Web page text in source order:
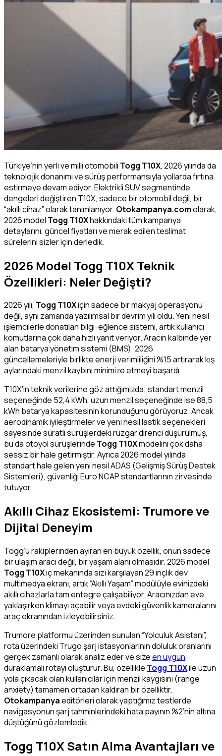
Türkiye’nin yerli ve milli otomobili Togg T10X, 2026 yılında da
teknolojik donanımı ve sürüş performansıyla yollarda fırtına
estirmeye devam ediyor. Elektrikli SUV segmentinde
dengeleri değiştiren T10X, sadece bir otomobil değil, bir
“akıllı cihaz” olarak tanımlanıyor. Otokampanya.comolarak,
2026 model Togg T10Xhakkındaki tüm kampanya
detaylarını, güncel fiyatları ve merak edilen teslimat
sürelerini sizler için derledik.
2026 Model Togg T10X Teknik
Özellikleri: Neler Değişti?
2026 yılı, Togg T10Xiçin sadece bir makyaj operasyonu
değil, aynı zamanda yazılımsal bir devrim yılı oldu. Yeni nesil
işlemcilerle donatılan bilgi-eğlence sistemi, artık kullanıcı
komutlarına çok daha hızlı yanıt veriyor. Aracın kalbinde yer
alan batarya yönetim sistemi (BMS), 2026
güncellemeleriyle birlikte enerji verimliliğini %15 artırarak kış
aylarındaki menzil kaybını minimize etmeyi başardı.
T10X’in teknik verilerine göz attığımızda; standart menzil
seçeneğinde 52,4 kWh, uzun menzil seçeneğinde ise 88,5
kWh batarya kapasitesinin korunduğunu görüyoruz. Ancak
aerodinamik iyileştirmeler ve yeni nesil lastik seçenekleri
sayesinde süratli sürüşlerdeki rüzgar direnci düşürülmüş,
bu da otoyol sürüşlerinde Togg T10Xmodelini çok daha
sessiz bir hale getirmiştir. Ayrıca 2026 model yılında
standart hale gelen yeni nesil ADAS (Gelişmiş Sürüş Destek
Sistemleri), güvenliği Euro NCAP standartlarının zirvesinde
tutuyor.
Akıllı Cihaz Ekosistemi: Trumore ve
Dijital Deneyim
Togg’u rakiplerinden ayıran en büyük özellik, onun sadece
bir ulaşım aracı değil, bir yaşam alanı olmasıdır. 2026 model
Togg T10Xiç mekanında sizi karşılayan 29 inçlik dev
multimedya ekranı, artık “Akıllı Yaşam” modülüyle evinizdeki
akıllı cihazlarla tam entegre çalışabiliyor. Aracınızdan eve
yaklaşırken klimayı açabilir veya evdeki güvenlik kameralarını
araç ekranından izleyebilirsiniz.
Trumore platformu üzerinden sunulan “Yolculuk Asistanı”,
rota üzerindeki Trugo şarj istasyonlarının doluluk oranlarını
gerçek zamanlı olarak analiz eder ve sizeen uygun
duraklamalı rotayı oluşturur. Bu, özellikle Togg T10Xile uzun
yola çıkacak olan kullanıcılar için menzil kaygısını (range
anxiety) tamamen ortadan kaldıran bir özelliktir.
Otokampanyaeditörleri olarak yaptığımız testlerde,
navigasyonun şarj tahminlerindeki hata payının %2’nin altına
düştüğünü gözlemledik.
Togg T10X Satın Alma Avantajları ve